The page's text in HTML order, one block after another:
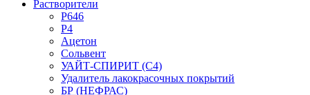
Растворители
P646
P4
Ацетон
Сольвент
УАЙТ-СПИРИТ (С4)
Удалитель лакокрасочных покрытий
БР (НЕФРАС)